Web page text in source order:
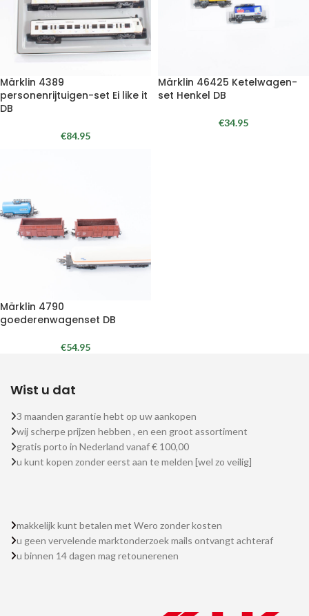
Märklin 4389
personenrijtuigen-set Ei like it
DB
€84.95
Märklin 46425 Ketelwagen-
set Henkel DB
€34.95
Märklin 4790
goederenwagenset DB
€54.95
Wist u dat
3 maanden garantie hebt op uw aankopen
wij scherpe prijzen hebben , en een groot assortiment
gratis porto in Nederland vanaf € 100,00
u kunt kopen zonder eerst aan te melden [wel zo veilig]
makkelijk kunt betalen met Wero zonder kosten
u geen vervelende marktonderzoek mails ontvangt achteraf
u binnen 14 dagen mag retounerenen